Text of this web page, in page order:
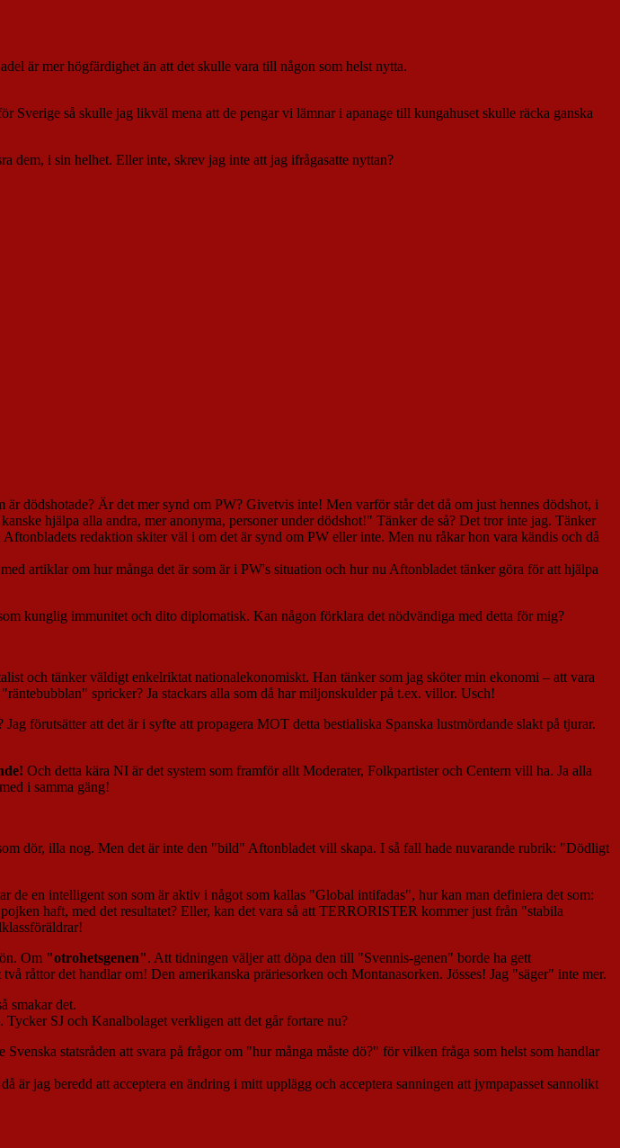
är mer högfärdighet än att det skulle vara till någon som helst nytta.
så skulle jag likväl mena att de pengar vi lämnar i apanage till kungahuset skulle räcka ganska
dem, i sin helhet. Eller inte, skrev jag inte att jag ifrågasatte nyttan?
dödshotade? Är det mer synd om PW? Givetvis inte! Men varför står det då om just hennes dödshot, i
hjälpa alla andra, mer anonyma, personer under dödshot!" Tänker de så? Det tror inte jag. Tänker
redaktion skiter väl i om det är synd om PW eller inte. Men nu råkar hon vara kändis och då
artiklar om hur många det är som är i PW's situation och hur nu Aftonbladet tänker göra för att hjälpa
kunglig immunitet och dito diplomatisk. Kan någon förklara det nödvändiga med detta för mig?
och tänker väldigt enkelriktat nationalekonomiskt. Han tänker som jag sköter min ekonomi – att vara
spricker? Ja stackars alla som då har miljonskulder på t.ex. villor. Usch!
förutsätter att det är i syfte att propagera MOT detta bestialiska Spanska lustmördande slakt på tjurar.
Och detta kära NI är det system som framför allt Moderater, Folkpartister och Centern vill ha. Ja alla
i samma gäng!
dör, illa nog. Men det är inte den "bild" Aftonbladet vill skapa. I så fall hade nuvarande rubrik: "Dödligt
de en intelligent son som är aktiv i något som kallas "Global intifadas", hur kan man definiera det som:
haft, med det resultatet? Eller, kan det vara så att TERRORISTER kommer just från "stabila
Om "otrohetsgenen". Att tidningen väljer att döpa den till "Svennis-genen" borde ha gett
råttor det handlar om! Den amerikanska präriesorken och Montanasorken. Jösses! Jag "säger" inte mer.
smakar det.
SJ och Kanalbolaget verkligen att det går fortare nu?
statsråden att svara på frågor om "hur många måste dö?" för vilken fråga som helst som handlar
jag beredd att acceptera en ändring i mitt upplägg och acceptera sanningen att jympapasset sannolikt